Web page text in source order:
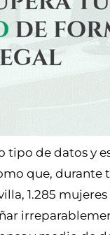
tipo de datos y
que, durante
1.285